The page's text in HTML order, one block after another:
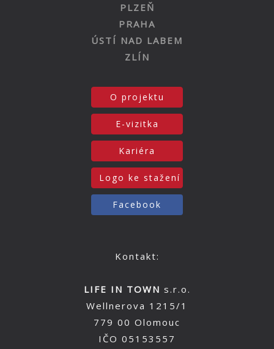
PLZEŇ
PRAHA
ÚSTÍ NAD LABEM
ZLÍN
O projektu
E-vizitka
Kariéra
Logo ke stažení
Facebook
Kontakt:
LIFE IN TOWN s.r.o.
Wellnerova 1215/1
779 00 Olomouc
IČO 05153557